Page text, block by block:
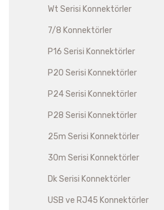
Wt Serisi Konnektörler
7/8 Konnektörler
P16 Serisi Konnektörler
P20 Serisi Konnektörler
P24 Serisi Konnektörler
P28 Serisi Konnektörler
25m Serisi Konnektörler
30m Serisi Konnektörler
Dk Serisi Konnektörler
USB ve RJ45 Konnektörler